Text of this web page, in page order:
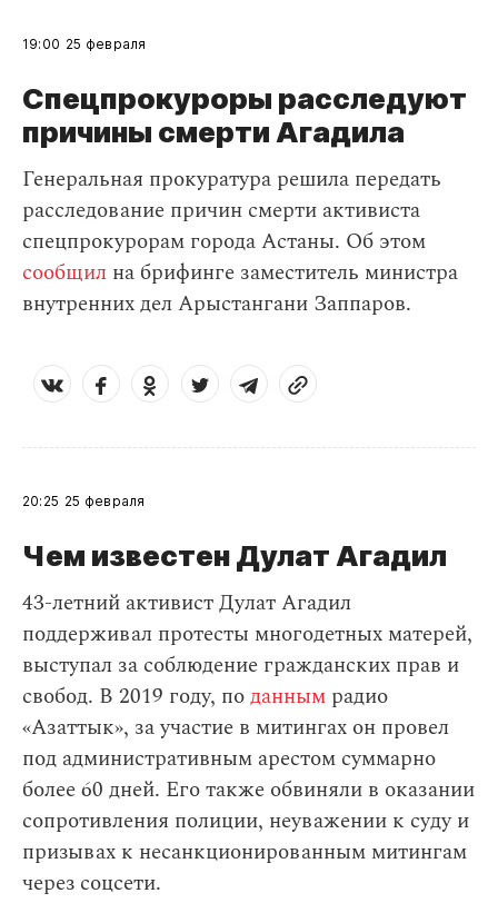
19:00 25 февраля
Спецпрокуроры расследуют
причины смерти Агадила
Генеральная прокуратура решила передать
расследование причин смерти активиста
спецпрокурорам города Астаны. Об этом
сообщил на брифинге заместитель министра
внутренних дел Арыстангани Заппаров.
20:25 25 февраля
Чем известен Дулат Агадил​
43-летний активист Дулат Агадил
поддерживал протесты многодетных матерей,
выступал за соблюдение гражданских прав и
свобод. В 2019 году, поданным радио
«Азаттык», за участие в митингах он провел
под административным арестом суммарно
более 60 дней. Его также обвиняли в оказании
сопротивления полиции, неуважении к суду и
призывах к несанкционированным митингам
через соцсети.